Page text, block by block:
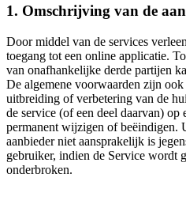
1. Omschrijving van de
Door middel van de services
toegang tot een online applicatie.
van onafhankelijke derde partijen
De algemene voorwaarden zijn ook
uitbreiding of verbetering van de
de service (of een deel daarvan)
permanent wijzigen of beëindigen.
aanbieder niet aansprakelijk is
gebruiker, indien de Service wordt
onderbroken.